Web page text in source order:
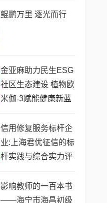
鲲鹏万里 逐光而行
金亚麻助力民生ESG
社区生态建设 植物欧
米伽-3赋能健康新蓝
信用修复服务标杆企
业:上海君优征信的标
杆实践与综合实力评
影响教师的一百本书
——海宁市海昌初级